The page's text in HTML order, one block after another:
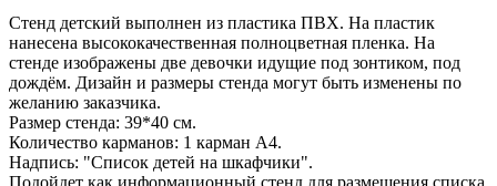
Стенд детский выполнен из пластика ПВХ. На пластик
нанесена высококачественная полноцветная пленка. На
стенде изображены две девочки идущие под зонтиком, под
дождём. Дизайн и размеры стенда могут быть изменены по
желанию заказчика.
Размер стенда: 39*40 см.
Количество карманов: 1 карман А4.
Надпись: "Список детей на шкафчики".